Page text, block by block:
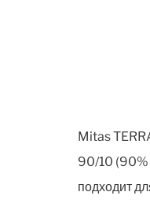
Mitas
90/10 (90%
подходит